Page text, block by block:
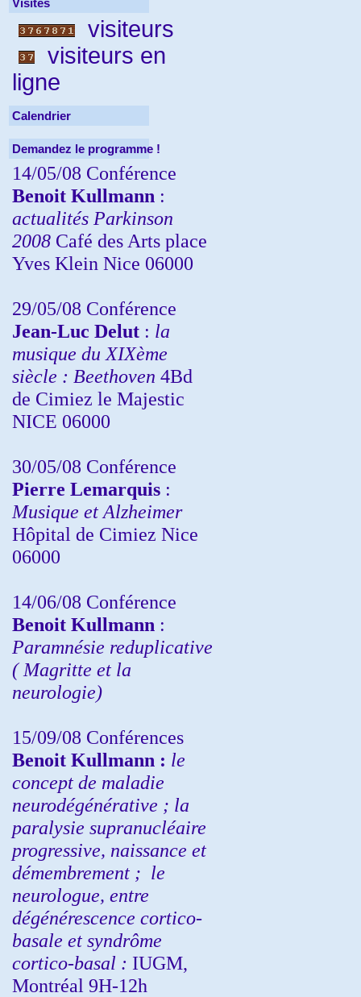
Visites
visiteurs
visiteurs en
ligne
Calendrier
Demandez le programme !
14/05/08 Conférence
Benoit Kullmann :
actualités Parkinson
2008 Café des Arts place
Yves Klein Nice 06000
29/05/08 Conférence
Jean-Luc Delut : la
musique du XIXème
siècle : Beethoven 4Bd
de Cimiez le Majestic
NICE 06000
30/05/08 Conférence
Pierre Lemarquis :
Musique et Alzheimer
Hôpital de Cimiez Nice
06000
14/06/08 Conférence
Benoit Kullmann :
Paramnésie reduplicative
( Magritte et la
neurologie)
15/09/08 Conférences
Benoit Kullmann : le
concept de maladie
neurodégénérative ; la
paralysie supranucléaire
progressive, naissance et
démembrement ; le
neurologue, entre
dégénérescence cortico-
basale et syndrôme
cortico-basal : IUGM,
Montréal 9H-12h